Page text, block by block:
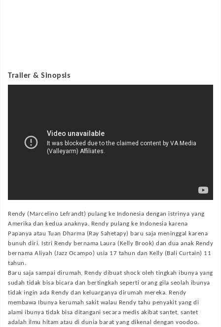
Trailer & Sinopsis
Rendy (Marcelino Lefrandt) pulang ke Indonesia dengan istrinya yang
Amerika dan kedua anaknya. Rendy pulang ke Indonesia karena
Papanya atau Tuan Dharma (Ray Sahetapy) baru saja meninggal karena
bunuh diri. Istri Rendy bernama Laura (Kelly Brook) dan dua anak Rendy
bernama Aliyah (Jazz Ocampo) usia 17 tahun dan Kelly (Bali Curtain) 11
tahun.
Baru saja sampai dirumah, Rendy dibuat shock oleh tingkah ibunya yang
sudah tidak bisa bicara dan bertingkah seperti orang gila seolah ibunya
tidak ingin ada Rendy dan keluarganya dirumah mereka. Rendy
membawa Ibunya kerumah sakit walau Rendy tahu penyakit yang di
alami ibunya tidak bisa ditangani secara medis akibat santet, santet
adalah ilmu hitam atau di dunia barat yang dikenal dengan voodoo.